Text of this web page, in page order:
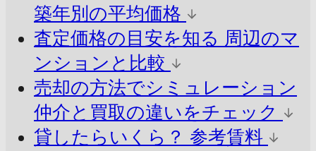
築年別の平均価格
査定価格の目安を知る 周辺のマ
ンションと比較
売却の方法でシミュレーション
仲介と買取の違いをチェック
貸したらいくら？ 参考賃料